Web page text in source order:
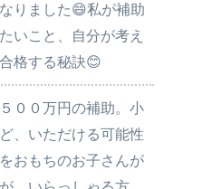
りました😄私が補助
いこと、自分が考え
格する秘訣😊
００万円の補助。小
、いただける可能性
おもちのお子さんが